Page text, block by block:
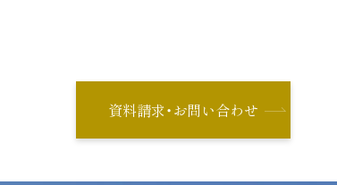
資料請求・お問い合わせ